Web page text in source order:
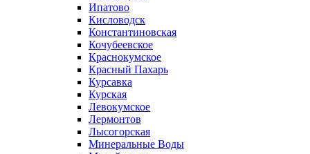
Ипатово
Кисловодск
Константиновская
Кочубеевское
Краснокумское
Красный Пахарь
Курсавка
Курская
Левокумское
Лермонтов
Лысогорская
Минеральные Воды